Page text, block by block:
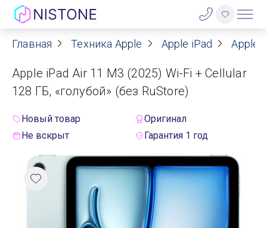
Акции
О нас
Договор оферты
Реквизиты
Контакты
Главная Техника Apple Apple iPad Apple
Apple iPad Air 11 M3 (2025) Wi-Fi + Cellular
128 ГБ, «голубой» (без RuStore)
Новый товар
Оригинал
Не вскрыт
Гарантия 1 год